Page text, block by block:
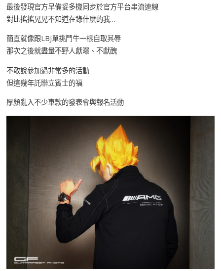
最後發現官方早備妥多機同步於官方平台串流連線
對比搖搖晃晃不知道在錄什麼的我…
簡直就像跟LBJ單挑鬥牛一樣自取其辱
那次之後就盡量不野人獻曝、不獻醜
不敢說參加過非常多的活動
但這幾年託聯立賓士的福
厚顏亂入不少車款的發表會與報名活動